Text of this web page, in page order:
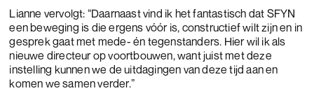
Lianne vervolgt: “Daarnaast vind ik het fantastisch dat SFYN
een beweging is die ergens vóór is, constructief wilt zijn en in
gesprek gaat met mede- én tegenstanders. Hier wil ik als
nieuwe directeur op voortbouwen, want juist met deze
instelling kunnen we de uitdagingen van deze tijd aan en
komen we samen verder.”